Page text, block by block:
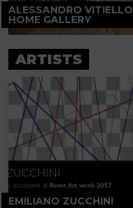
ALESSANDRO VITIELLO
HOME GALLERY
ARTISTS
EMILIANO ZUCCHINI